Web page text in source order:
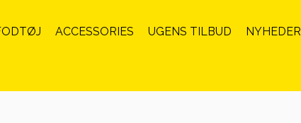
ACCESSORIES UGENS TILBUD NYHEDER